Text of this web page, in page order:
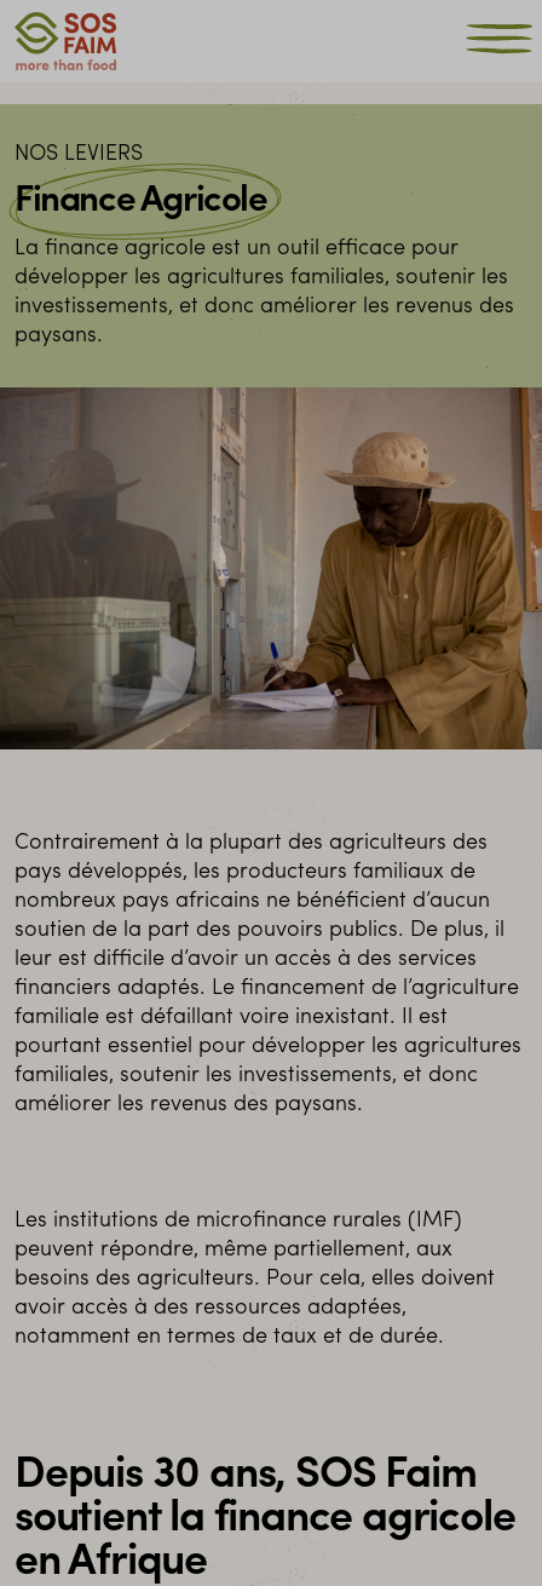
NOS LEVIERS
Finance Agricole
La finance agricole est un outil efficace pour
développer les agricultures familiales, soutenir les
investissements, et donc améliorer les revenus des
paysans.
Contrairement à la plupart des agriculteurs des
pays développés, les producteurs familiaux de
nombreux pays africains ne bénéficient d’aucun
soutien de la part des pouvoirs publics. De plus, il
leur est difficile d’avoir un accès à des services
financiers adaptés. Le financement de l’agriculture
familiale est défaillant voire inexistant. Il est
pourtant essentiel pour développer les agricultures
familiales, soutenir les investissements, et donc
améliorer les revenus des paysans.
Les institutions de microfinance rurales (IMF)
peuvent répondre, même partiellement, aux
besoins des agriculteurs. Pour cela, elles doivent
avoir accès à des ressources adaptées,
notamment en termes de taux et de durée.
Depuis 30 ans, SOS Faim
soutient la finance agricole
en Afrique